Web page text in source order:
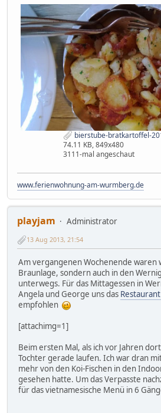
bierstube-bratkartoffel-
74.11 KB, 849x480
3111-mal angeschaut
www.ferienwohnung-am-wurmberg.de
playjam
Administrator
13 Aug 2013, 21:54
Am vergangenen Wochenende waren
Braunlage, sondern auch in den
unterwegs. Für das Mittagessen in
Angela und George uns das
empfohlen
[attachimg=1]
Beim ersten Mal, als ich vor Jahren
Tochter gerade laufen. Ich war dran
mehr von den Koi-Fischen in den
gesehen hatte. Um das Verpasste
für das vietnamesische Menü in 6